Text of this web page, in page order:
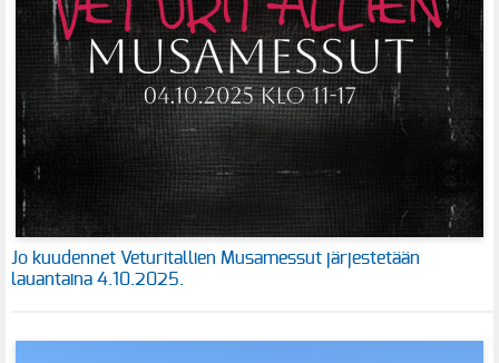
Jo kuudennet Veturitallien Musamessut järjestetään
lauantaina 4.10.2025.